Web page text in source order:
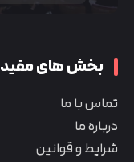
بخش های مفید
تماس با ما
درباره ما
شرایط و قوانین